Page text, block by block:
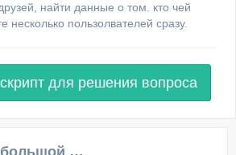
найти данные о том. кто чей
несколько пользолвателей сразу.
для решения вопроса
Полезный небольшой видеоурок по этой теме